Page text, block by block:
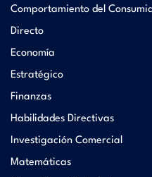
Comportamiento del
Directo
Economía
Estratégico
Finanzas
Habilidades Directivas
Investigación Comercial
Matemáticas